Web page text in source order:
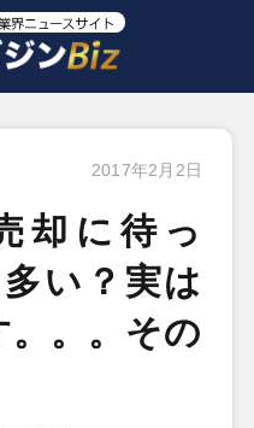
2017年2月2日
却に待っ
い？実は
。。その